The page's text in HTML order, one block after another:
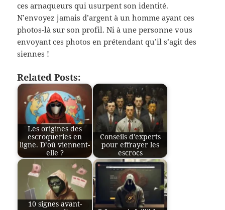
ces arnaqueurs qui usurpent son identité.
N’envoyez jamais d’argent à un homme ayant ces
photos-là sur son profil. Ni à une personne vous
envoyant ces photos en prétendant qu’il s’agit des
siennes !
Related Posts:
Les origines des
escroqueries en
ligne. D’où viennent-
elle ?
Conseils d'experts
pour effrayer les
escrocs
10 signes avant-